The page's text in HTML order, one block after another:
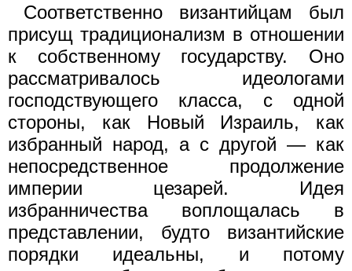
Соответственно византийцам был
присущ традиционализм в отношении
к собственному государству. Оно
рассматривалось идеологами
господствующего класса, с одной
стороны, как Новый Израиль, как
избранный народ, а с другой — как
непосредственное продолжение
империи цезарей. Идея
избранничества воплощалась в
представлении, будто византийские
порядки идеальны, и потому